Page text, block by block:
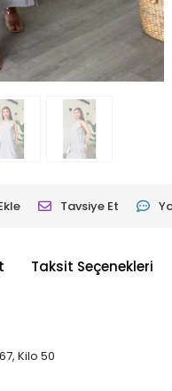
Tavsiye Et
Taksit Seçenekleri
Kilo 50